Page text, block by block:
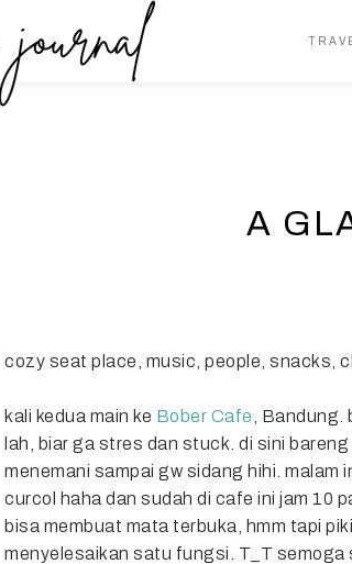
A
cozy seat place, music, people, snacks,
kali kedua main ke Bober Cafe ,
lah, biar ga stres dan stuck. di sini
menemani sampai gw sidang hihi. malam
curcol haha dan sudah di cafe ini jam 10
bisa membuat mata terbuka, hmm tapi
menyelesaikan satu fungsi. T_T